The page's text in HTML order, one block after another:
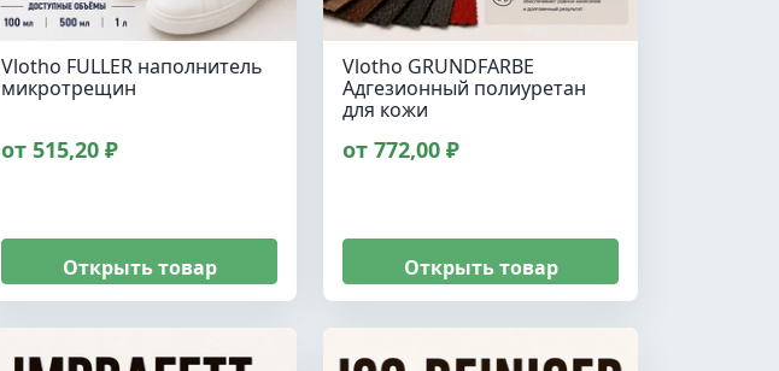
Vlotho FULLER наполнитель
микротрещин
от 515,20 ₽
Открыть товар
Vlotho GRUNDFARBE
Адгезионный полиуретан
для кожи
от 772,00 ₽
Открыть товар